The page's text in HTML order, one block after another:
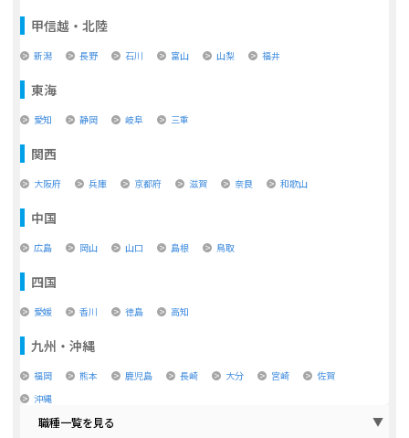
甲信越・北陸
新潟 長野 石川 富山 山梨 福井
東海
愛知 静岡 岐阜 三重
関西
大阪府 兵庫 京都府 滋賀 奈良 和歌山
中国
広島 岡山 山口 島根 鳥取
四国
愛媛 香川 徳島 高知
九州・沖縄
福岡 熊本 鹿児島 長崎 大分 宮崎
佐賀
沖縄
職種一覧を見る